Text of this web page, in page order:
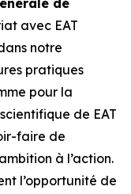
de
avec EAT
notre
pratiques
pour la
de EAT
faire de
à l’action.
l’opportunité de